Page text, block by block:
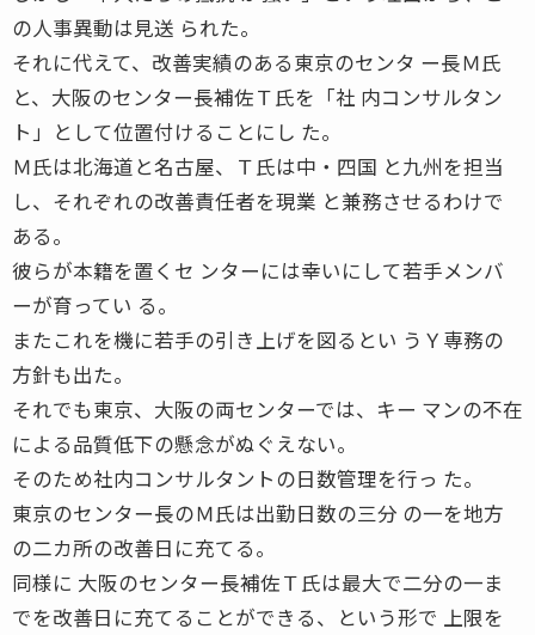
の人事異動は見送 られた。
それに代えて、改善実績のある東京のセンタ ー長Ｍ氏
と、大阪のセンター長補佐Ｔ氏を「社 内コンサルタン
ト」として位置付けることにし た。
Ｍ氏は北海道と名古屋、Ｔ氏は中・四国 と九州を担当
し、それぞれの改善責任者を現業 と兼務させるわけで
ある。
彼らが本籍を置くセ ンターには幸いにして若手メンバ
ーが育ってい る。
またこれを機に若手の引き上げを図るとい うＹ専務の
方針も出た。
それでも東京、大阪の両センターでは、キー マンの不在
による品質低下の懸念がぬぐえない。
そのため社内コンサルタントの日数管理を行っ た。
東京のセンター長のＭ氏は出勤日数の三分 の一を地方
の二カ所の改善日に充てる。
同様に 大阪のセンター長補佐Ｔ氏は最大で二分の一ま
でを改善日に充てることができる、という形で 上限を